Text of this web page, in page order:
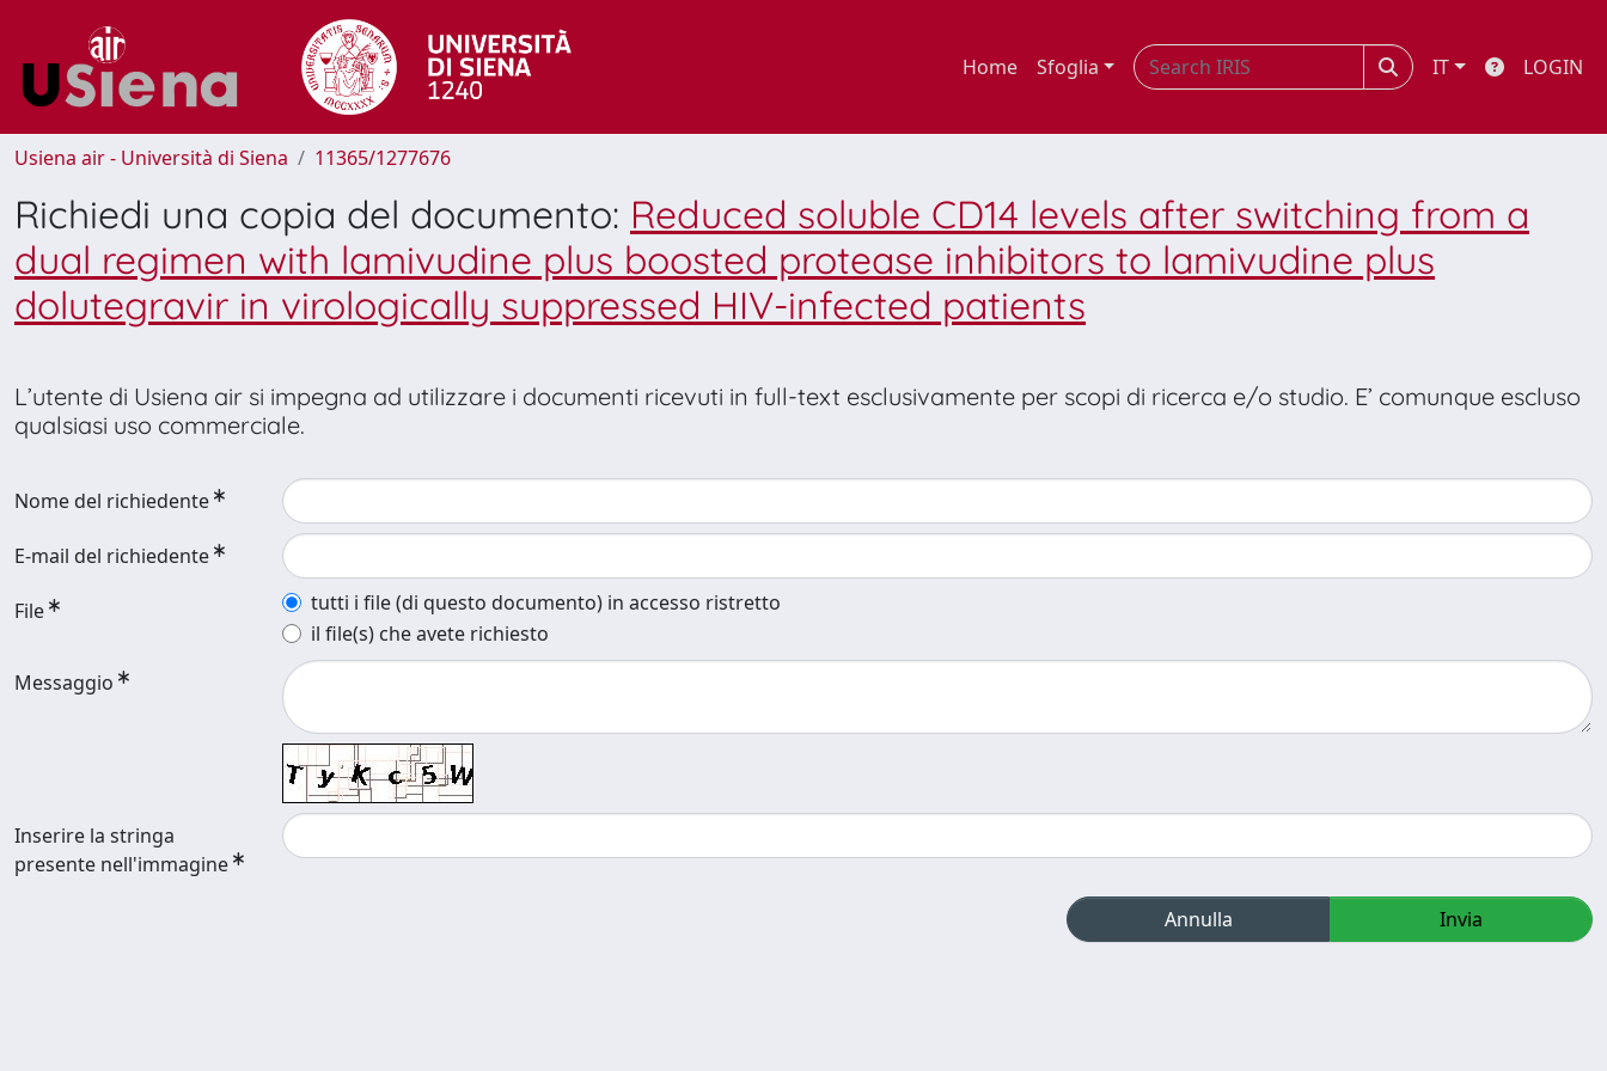
Home Sfoglia IT LOGIN
Usiena air - Università di Siena 11365/1277676
Richiedi una copia del documento: Reduced soluble CD14 levels after switching from a
dual regimen with lamivudine plus boosted protease inhibitors to lamivudine plus
dolutegravir in virologically suppressed HIV-infected patients
L’utente di Usiena air si impegna ad utilizzare i documenti ricevuti in full-text esclusivamente per scopi di ricerca e/o studio. E’ comunque escluso
qualsiasi uso commerciale.
Nome del richiedente
E-mail del richiedente
File
tutti i file (di questo documento) in accesso ristretto
il file(s) che avete richiesto
Messaggio
Inserire la stringa
presente nell'immagine
Annulla Invia